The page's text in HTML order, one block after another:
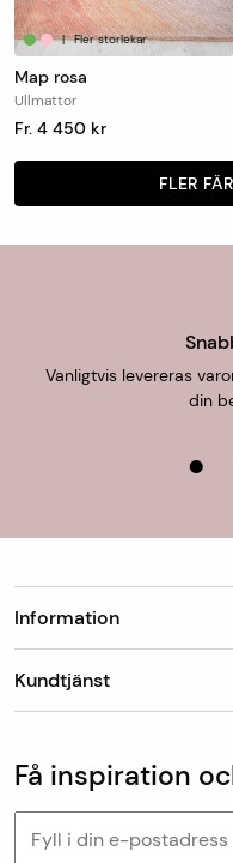
| Fler storlekar
Map rosa
Ullmattor
Fr. 4 450 kr
FLER
Vanligtvis levereras
din
Information
Om Matt-Tema
Vanliga frågor
Kundtjänst
Köp & leveransvillkor
Retur & reklamation
Personuppgifter och
Få inspiration